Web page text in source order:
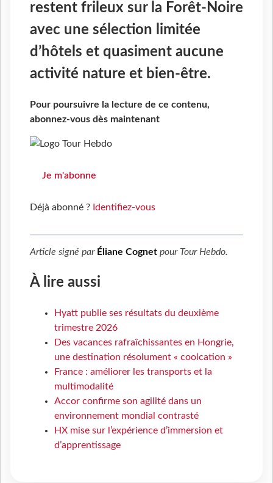
restent frileux sur la Forêt-Noire
avec une sélection limitée
d’hôtels et quasiment aucune
activité nature et bien-être.
Pour poursuivre la lecture de ce contenu,
abonnez-vous dès maintenant
Je m'abonne
Déjà abonné ? Identifiez-vous
Article signé par Éliane Cognet pour Tour Hebdo.
À lire aussi
Hyatt publie ses résultats du deuxième
trimestre 2026
Des vacances rafraîchissantes en Hongrie,
une destination résolument « coolcation »
France : améliorer les transports et la
multimodalité
Accor confirme son agilité dans un
environnement mondial contrasté
HX mise sur l’expérience d’immersion et
d’apprentissage